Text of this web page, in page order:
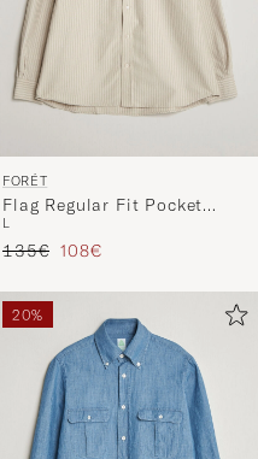
FORÉT
Flag Regular Fit Pocket
Oxford Shirt Taupe Stripe
L
Precio ordinario
135€ Precio reducido
108€
20%